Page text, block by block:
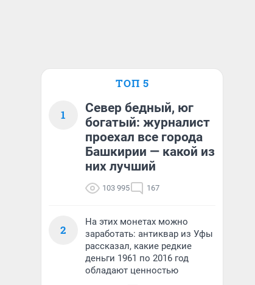
ТОП 5
1
Север бедный, юг
богатый: журналист
проехал все города
Башкирии — какой из
них лучший
103 995 167
2
На этих монетах можно
заработать: антиквар из Уфы
рассказал, какие редкие
деньги 1961 по 2016 год
обладают ценностью